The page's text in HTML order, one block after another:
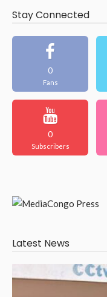
Stay Connected
0
Fans
0
Subscribers
Latest News